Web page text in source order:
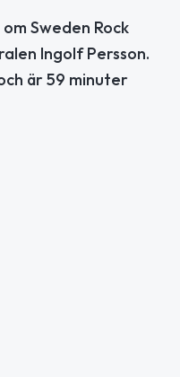
Sweden Rock
Ingolf Persson.
är 59 minuter